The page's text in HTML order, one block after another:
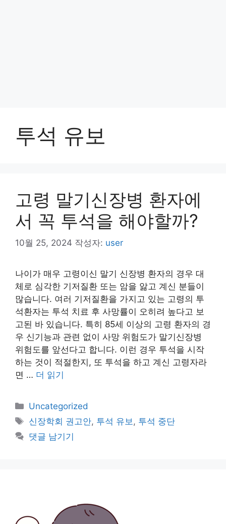
투석 유보
고령 말기신장병 환자에
서 꼭 투석을 해야할까?
10월 25, 2024 작성자: user
나이가 매우 고령이신 말기 신장병 환자의 경우 대
체로 심각한 기저질환 또는 암을 앓고 계신 분들이
많습니다. 여러 기저질환을 가지고 있는 고령의 투
석환자는 투석 치료 후 사망률이 오히려 높다고 보
고된 바 있습니다. 특히 85세 이상의 고령 환자의 경
우 신기능과 관련 없이 사망 위험도가 말기신장병
위험도를 앞선다고 합니다. 이런 경우 투석을 시작
하는 것이 적절한지, 또 투석을 하고 계신 고령자라
면 … 더 읽기
카
테
리
Uncategorized
태
그
신장학회 권고안, 투석 유보, 투석 중단
댓글 남기기